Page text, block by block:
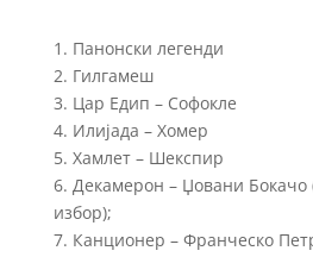
1. Панонски легенди
2. Гилгамеш
3. Цар Едип – Софокле
4. Илијада – Хомер
5. Хамлет – Шекспир
6. Декамерон – Џовани Бокачо
избор);
7. Канционер – Франческо